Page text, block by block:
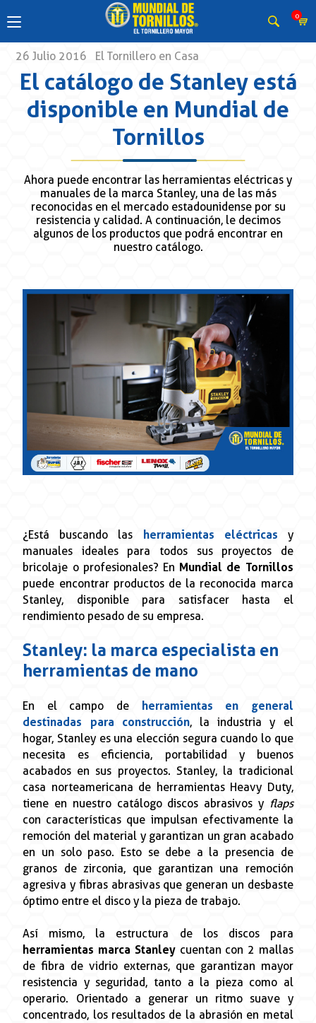
0
26 Julio 2016 El Tornillero en Casa
El catálogo de Stanley está
disponible en Mundial de
Tornillos
Ahora puede encontrar las herramientas eléctricas y
manuales de la marca Stanley, una de las más
reconocidas en el mercado estadounidense por su
resistencia y calidad. A continuación, le decimos
algunos de los productos que podrá encontrar en
nuestro catálogo.
¿Está buscando las herramientas eléctricas y
manuales ideales para todos sus proyectos de
bricolaje o profesionales? En Mundial de Tornillos
puede encontrar productos de la reconocida marca
Stanley, disponible para satisfacer hasta el
rendimiento pesado de su empresa.
Stanley: la marca especialista en
herramientas de mano
En el campo de
herramientas en general
destinadas para construcción, la industria y el
hogar, Stanley es una elección segura cuando lo que
necesita es eficiencia, portabilidad y buenos
acabados en sus proyectos. Stanley, la tradicional
casa norteamericana de herramientas Heavy Duty,
tiene en nuestro catálogo discos abrasivos y flaps
con características que impulsan efectivamente la
remoción del material y garantizan un gran acabado
en un solo paso. Esto se debe a la presencia de
granos de zirconia, que garantizan una remoción
agresiva y fibras abrasivas que generan un desbaste
óptimo entre el disco y la pieza de trabajo.
Así mismo, la estructura de los discos para
herramientas marca Stanleycuentan con 2 mallas
de fibra de vidrio externas, que garantizan mayor
resistencia y seguridad, tanto a la pieza como al
operario. Orientado a generar un ritmo suave y
concentrado, los resultados de la abrasión en metal